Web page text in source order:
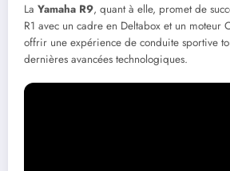
La Yamaha R9, quant à elle, promet de
R1 avec un cadre en Deltabox et un moteur
offrir une expérience de conduite sportive
dernières avancées technologiques.